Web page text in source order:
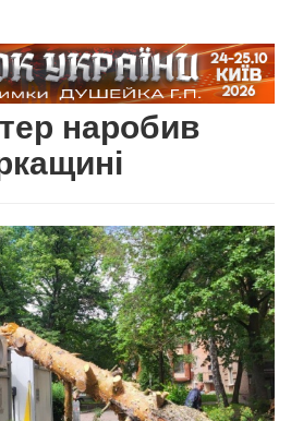
наробив